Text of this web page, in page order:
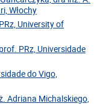
Włochy
University of
PRz, Universidade
do Vigo,
Adriana Michalskiego,